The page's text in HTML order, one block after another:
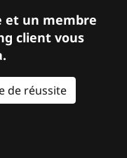
et un membre
client vous
de réussite